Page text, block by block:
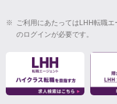
※ ご利用にあたってはLHH転職
のログインが必要です。